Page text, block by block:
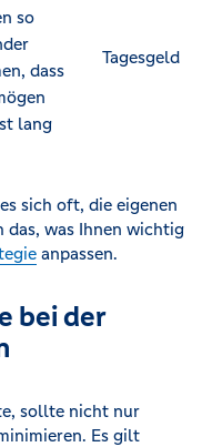
so
dass
lang
Tagesgeld
sich oft, die eigenen
das, was Ihnen wichtig
anpassen.
bei der
sollte nicht nur
Es gilt